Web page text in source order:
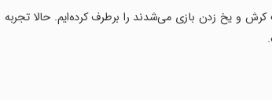
و یخ زدن بازی می‌شدند را برطرف کرده‌ایم. حالا